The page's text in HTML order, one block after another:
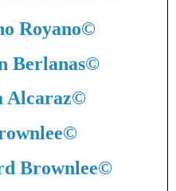
Royano©
Berlanas©
Alcaraz©
©
Brownlee©